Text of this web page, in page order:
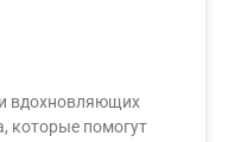
вдохновляющих
которые помогут